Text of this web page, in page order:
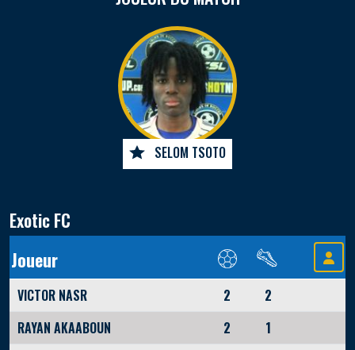
SELOM TSOTO
Exotic FC
Joueur
VICTOR NASR 2
2
RAYAN AKAABOUN
2
1